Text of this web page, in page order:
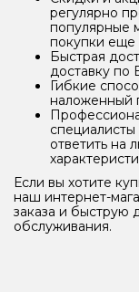
регулярно
популярные
покупки еще
Быстрая
доставку по
Гибкие
наложенный
ответить на
Если вы хотите
наш интернет-
заказа и быструю
обслуживания.